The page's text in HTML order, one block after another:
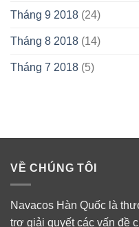
Tháng 9 2018 (24)
Tháng 8 2018 (14)
Tháng 7 2018 (5)
VỀ CHÚNG TÔI
Navacos Hàn Quốc là
trợ giải quyết các vấn đề